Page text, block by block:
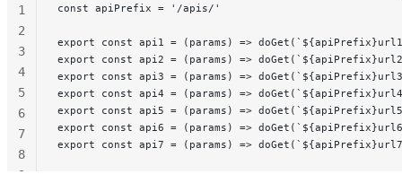
const apiPrefix = '/apis/'
export const api1 = (params) =>
export const api2 = (params) =>
export const api3 = (params) =>
export const api4 = (params) =>
export const api5 = (params) =>
export const api6 = (params) =>
export const api7 = (params) =>
1
2
3
4
5
6
7
8
9